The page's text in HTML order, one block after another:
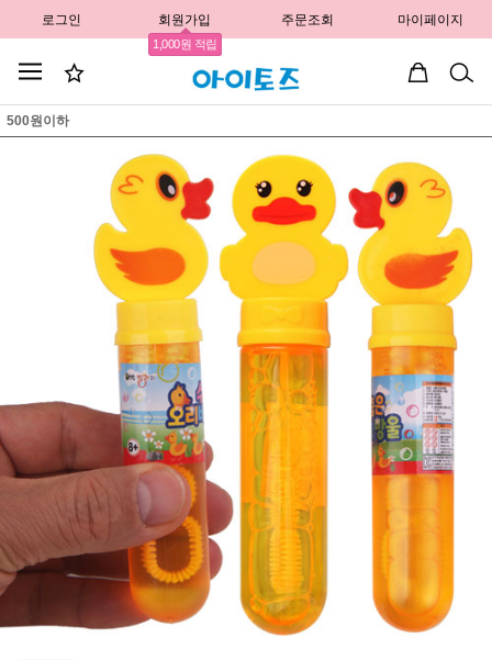
로그인 회원가입
1,000원 적립
주문조회 마이페이지
500원이하